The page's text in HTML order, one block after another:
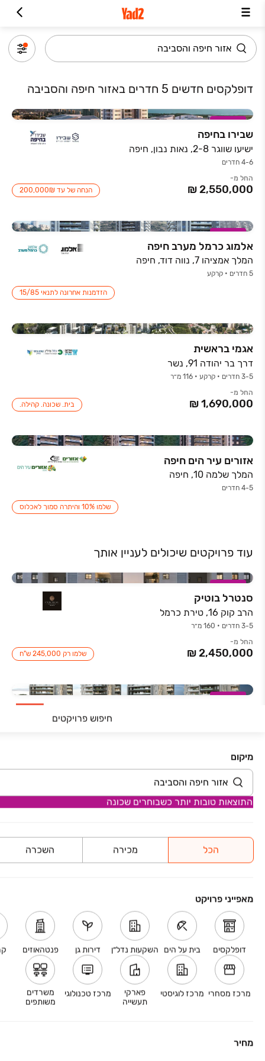
חיפוש פרויקטים
מיקום
התוצאות טובות יותר כשבוחרים שכונה
הכל מכירה השכרה
מאפייני פרויקט
דופלקסים בית על הים השקעות נדל״ן דירות גן פנטהאוזים
מרכז מסחרי מרכז לוגיסטי
פארקי
תעשייה
מרכז טכנולוגי
משרדים
משותפים
מחיר
דופלקסים חדשים 5 חדרים באזור חיפה והסביבה
במבצע
שבירו בחיפה
ישיעו שווגר 2-8, נאות נבון, חיפה
4-6 חדרים
החל מ-
הנחה של עד ‏₪‏200,000
במבצע
אלמוג כרמל מערב חיפה
המלך אמציהו 7, נווה דוד, חיפה
5 חדרים • קרקע
הזדמנות אחרונה לתנאי 15/85
אגמי בראשית
דרך בר יהודה 91, נשר
3-5 חדרים • קרקע • 116 מ״ר
החל מ-
בית. שכונה. קהילה.
אזורים עיר הים חיפה
המלך שלמה 10, חיפה
4-5 חדרים
שלמו 10% והיתרה סמוך לאכלוס
עוד פרויקטים שיכולים לעניין אותך
במבצע
סנטרל בוטיק
הרב קוק 16, טירת כרמל
3-5 חדרים • 160 מ״ר
החל מ-
שלמו רק 245,000 ש"ח
במבצע
החל מ-
במבצע
גבעת האבוקדו, קרית אתא
החל מ-
במבצע
NEO חדרה
חדרה , נווה חיים , יצחק גרינבוים / גיורא צחור
3-5 חדרים
החל מ-
במסלול גמיש!
ELLA